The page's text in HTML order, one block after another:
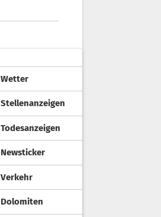
Wetter
Stellenanzeigen
Todesanzeigen
Newsticker
Verkehr
Dolomiten